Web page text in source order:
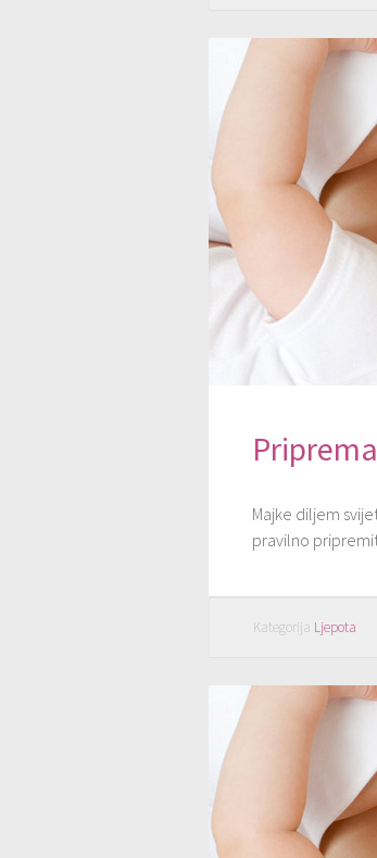
Majke diljem
pravilno
Kategorija Ljepota